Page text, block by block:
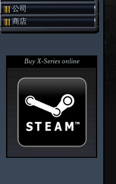
公司
商店
Buy X-Series online